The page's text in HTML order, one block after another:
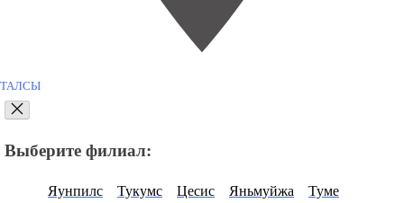
ТАЛСЫ
Выберите филиал:
Яунпилс Тукумс Цесис Яньмуйжа
Туме